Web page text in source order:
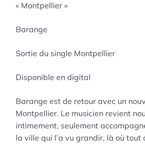
« Montpellier »
Barange
Sortie du single Montpellier
Disponible en digital
Barange est de retour avec un
Montpellier. Le musicien revient
intimement, seulement
la ville qui l’a vu grandir, là où tout